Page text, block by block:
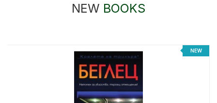
NEW BOOKS
NEW